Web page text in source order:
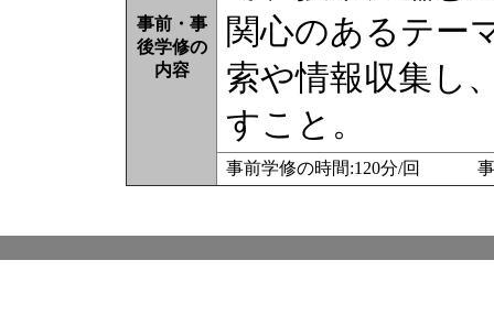
事前・事
後学修の
内容
関心のあるテー
索や情報収集し
すこと。
事前学修の時間:120分/回 事